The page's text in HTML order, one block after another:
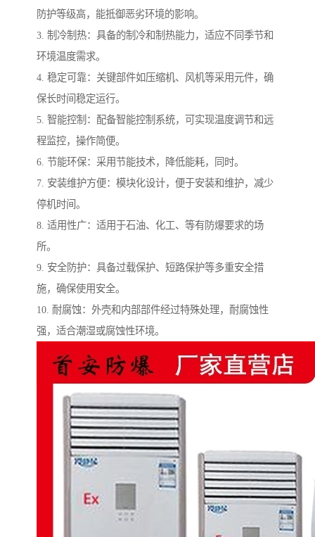
防护等级高，能抵御恶劣环境的影响。
3. 制冷制热：具备的制冷和制热能力，适应不同季节和
环境温度需求。
4. 稳定可靠：关键部件如压缩机、风机等采用元件，确
保长时间稳定运行。
5. 智能控制：配备智能控制系统，可实现温度调节和远
程监控，操作简便。
6. 节能环保：采用节能技术，降低能耗，同时。
7. 安装维护方便：模块化设计，便于安装和维护，减少
停机时间。
8. 适用性广：适用于石油、化工、等有防爆要求的场
所。
9. 安全防护：具备过载保护、短路保护等多重安全措
施，确保使用安全。
10. 耐腐蚀：外壳和内部部件经过特殊处理，耐腐蚀性
强，适合潮湿或腐蚀性环境。